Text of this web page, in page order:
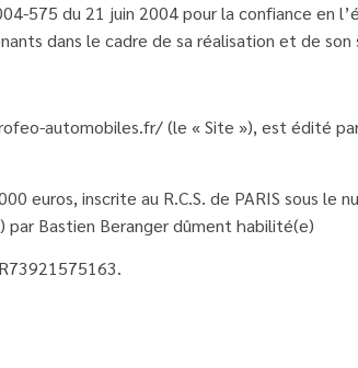
575 du 21 juin 2004 pour la confiance en
dans le cadre de sa réalisation et de son
automobiles.fr/ (le « Site »), est édité
euros, inscrite au R.C.S. de PARIS sous le
par Bastien Beranger dûment habilité(e)